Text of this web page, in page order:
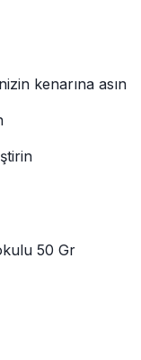
kenarına asın
ile değiştirin
50 Gr